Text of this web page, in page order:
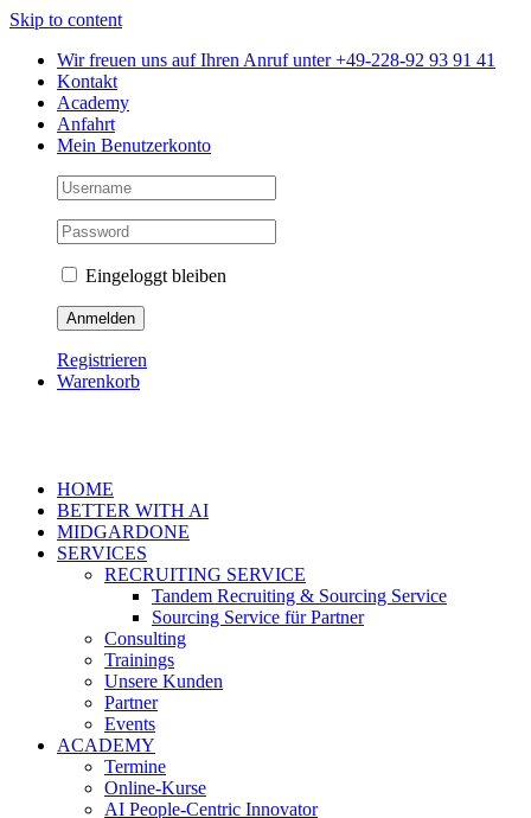
Skip to content
Wir freuen uns auf Ihren Anruf unter +49-228-92 93 91 41
Kontakt
Academy
Anfahrt
Mein Benutzerkonto
Eingeloggt bleiben
Registrieren
Warenkorb
HOME
BETTER WITH AI
MIDGARDONE
SERVICES
RECRUITING SERVICE
Tandem Recruiting & Sourcing Service
Sourcing Service für Partner
Consulting
Trainings
Unsere Kunden
Partner
Events
ACADEMY
Termine
Online-Kurse
AI People-Centric Innovator